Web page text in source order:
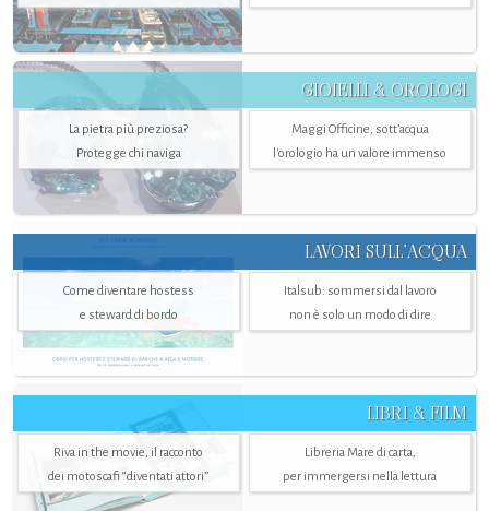
GIOIELLI & OROLOGI
La pietra più preziosa?
Protegge chi naviga
Maggi Officine, sott’acqua
l'orologio ha un valore immenso
LAVORI SULL’ACQUA
Come diventare hostess
e steward di bordo
Italsub: sommersi dal lavoro
non è solo un modo di dire
LIBRI & FILM
Riva in the movie, il racconto
dei motoscafi “diventati attori”
Libreria Mare di carta,
per immergersi nella lettura